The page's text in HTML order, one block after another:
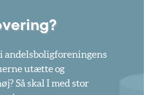
andelsboligforeningens
utætte og
Så skal I med stor